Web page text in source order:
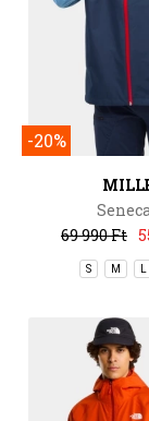
-20%
69 990 Ft
S M